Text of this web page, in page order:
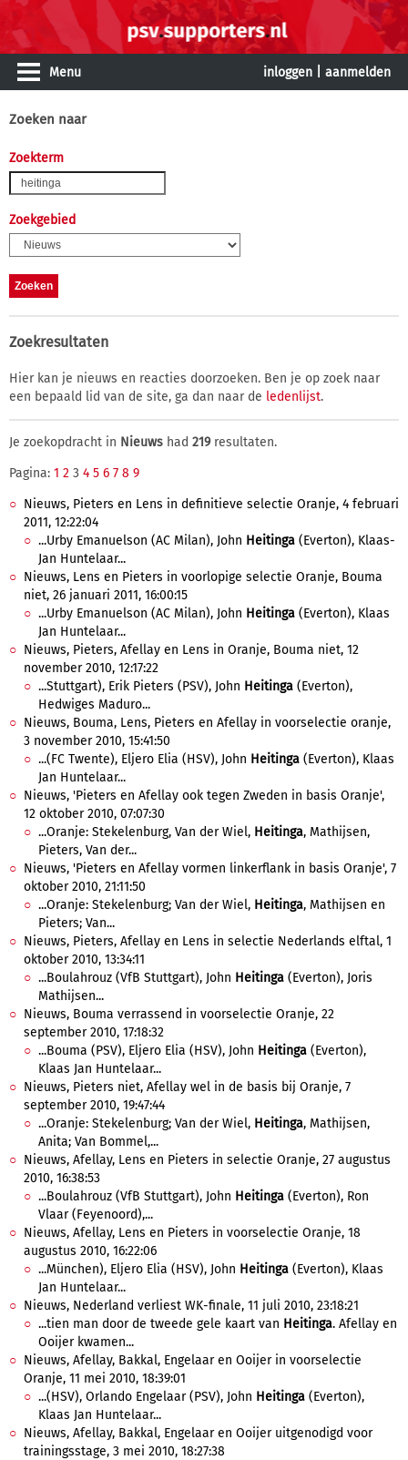
Menu inloggen aanmelden
Zoeken naar
Zoekterm
Zoekgebied
Zoekresultaten
Hier kan je nieuws en reacties doorzoeken. Ben je op zoek naar
een bepaald lid van de site, ga dan naar de ledenlijst.
Je zoekopdracht in Nieuws had 219resultaten.
Pagina: 1 2 3 4 5 6 7 8 9
Nieuws, Pieters en Lens in definitieve selectie Oranje, 4 februari
2011, 12:22:04
...Urby Emanuelson (AC Milan), John Heitinga (Everton), Klaas-
Jan Huntelaar...
Nieuws, Lens en Pieters in voorlopige selectie Oranje, Bouma
niet, 26 januari 2011, 16:00:15
...Urby Emanuelson (AC Milan), John Heitinga (Everton), Klaas
Jan Huntelaar...
Nieuws, Pieters, Afellay en Lens in Oranje, Bouma niet, 12
november 2010, 12:17:22
...Stuttgart), Erik Pieters (PSV), John Heitinga (Everton),
Hedwiges Maduro...
Nieuws, Bouma, Lens, Pieters en Afellay in voorselectie oranje,
3 november 2010, 15:41:50
...(FC Twente), Eljero Elia (HSV), John Heitinga (Everton), Klaas
Jan Huntelaar...
Nieuws, 'Pieters en Afellay ook tegen Zweden in basis Oranje',
12 oktober 2010, 07:07:30
...Oranje: Stekelenburg, Van der Wiel, Heitinga, Mathijsen,
Pieters, Van der...
Nieuws, 'Pieters en Afellay vormen linkerflank in basis Oranje', 7
oktober 2010, 21:11:50
...Oranje: Stekelenburg; Van der Wiel, Heitinga, Mathijsen en
Pieters; Van...
Nieuws, Pieters, Afellay en Lens in selectie Nederlands elftal, 1
oktober 2010, 13:34:11
...Boulahrouz (VfB Stuttgart), John Heitinga (Everton), Joris
Mathijsen...
Nieuws, Bouma verrassend in voorselectie Oranje, 22
september 2010, 17:18:32
...Bouma (PSV), Eljero Elia (HSV), John Heitinga (Everton),
Klaas Jan Huntelaar...
Nieuws, Pieters niet, Afellay wel in de basis bij Oranje, 7
september 2010, 19:47:44
...Oranje: Stekelenburg; Van der Wiel, Heitinga, Mathijsen,
Anita; Van Bommel,...
Nieuws, Afellay, Lens en Pieters in selectie Oranje, 27 augustus
2010, 16:38:53
...Boulahrouz (VfB Stuttgart), John Heitinga (Everton), Ron
Vlaar (Feyenoord),...
Nieuws, Afellay, Lens en Pieters in voorselectie Oranje, 18
augustus 2010, 16:22:06
...München), Eljero Elia (HSV), John Heitinga (Everton), Klaas
Jan Huntelaar...
Nieuws, Nederland verliest WK-finale, 11 juli 2010, 23:18:21
...tien man door de tweede gele kaart van Heitinga. Afellay en
Ooijer kwamen...
Nieuws, Afellay, Bakkal, Engelaar en Ooijer in voorselectie
Oranje, 11 mei 2010, 18:39:01
...(HSV), Orlando Engelaar (PSV), John Heitinga (Everton),
Klaas Jan Huntelaar...
Nieuws, Afellay, Bakkal, Engelaar en Ooijer uitgenodigd voor
trainingsstage, 3 mei 2010, 18:27:38